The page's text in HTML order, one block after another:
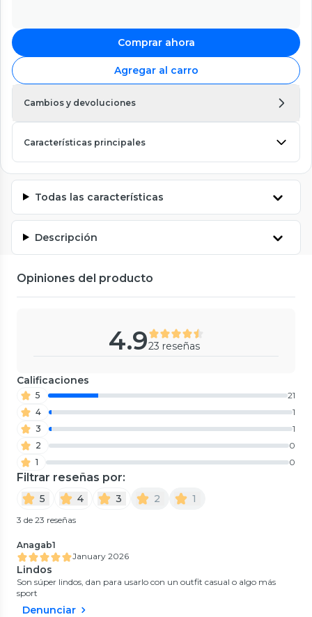
Comprar ahora
Agregar al carro
Cambios y devoluciones
Características principales
Todas las características
Descripción
Opiniones del producto
4.923 reseñas
Calificaciones
5
21
4
1
3
1
2
0
1
0
Filtrar reseñas por:
5 4 3 2 1
3 de 23 reseñas
Anagab1
January 2026
Lindos
Son súper lindos, dan para usarlo con un outfit casual o algo más
sport
Denunciar